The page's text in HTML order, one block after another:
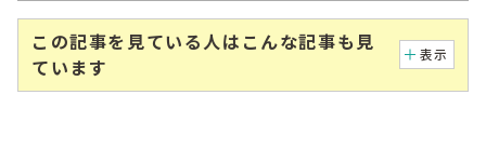
この記事を見ている人はこんな記事も見
ています
表示